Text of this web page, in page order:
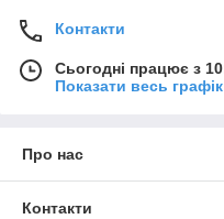
Контакти
Сьогодні працює з
Показати весь
Про нас
Контакти